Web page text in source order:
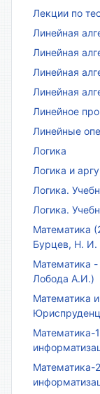
Лекции по
Линейная
Линейная
Линейная
Линейная
Линейное
Линейные
Логика
Логика и
Логика.
Логика.
Математика
Бурцев, Н. И.
Математика -
Лобода А.И.)
Математика
Математика-
Математика-